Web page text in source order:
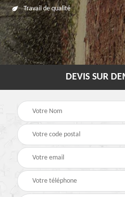
Travail de qualité
DEVIS SUR